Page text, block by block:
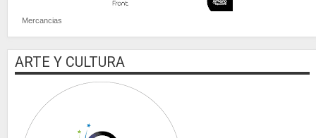
Mercancias
ARTE Y CULTURA